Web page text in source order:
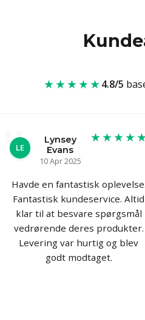
★★★★★4.8/5
LE
Lynsey
Evans
10 Apr 2025
Havde en fantastisk oplevelse.
Fantastisk kundeservice. Altid
klar til at besvare spørgsmål
vedrørende deres produkter.
Levering var hurtig og blev
godt modtaget.